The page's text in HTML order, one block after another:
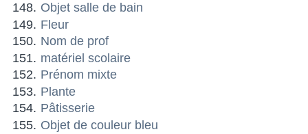
Objet salle de bain
Fleur
Nom de prof
matériel scolaire
Prénom mixte
Plante
Pâtisserie
Objet de couleur bleu